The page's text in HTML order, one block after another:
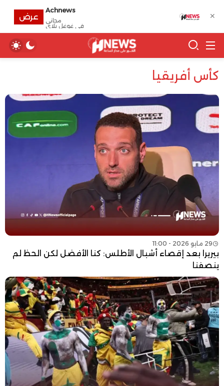
كأس أفريقيا
29 مايو 2026 - 11:00
بيريرا بعد إقصاء أشبال الأطلس: كنا الأفضل لكن الحظ لم
ينصفنا
✕
Achnews
مجانى
في غوغل بلاي
عرض